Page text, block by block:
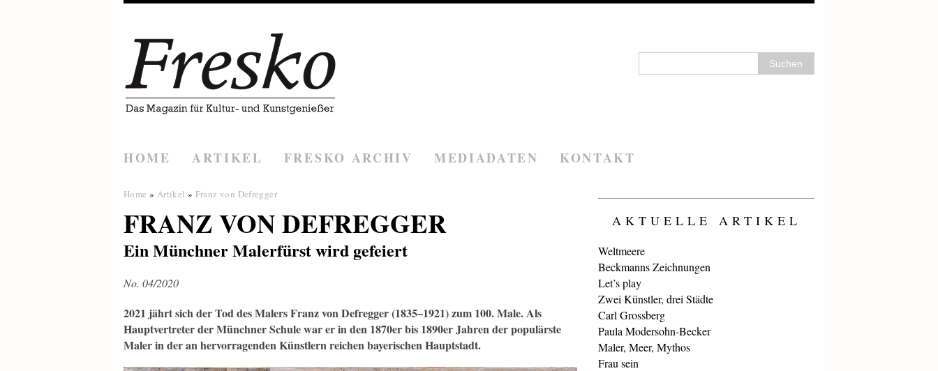
HOME ARTIKEL FRESKO ARCHIV MEDIADATEN KONTAKT
Home » Artikel » Franz von Defregger
FRANZ VON DEFREGGER
Ein Münchner Malerfürst wird gefeiert
No. 04/2020
2021 jährt sich der Tod des Malers Franz von Defregger (1835–1921) zum 100. Male. Als
Hauptvertreter der Münchner Schule war er in den 1870er bis 1890er Jahren der populärste
Maler in der an hervorragenden Künstlern reichen bayerischen Hauptstadt.
AKTUELLE ARTIKEL
Weltmeere
Beckmanns Zeichnungen
Let’s play
Zwei Künstler, drei Städte
Carl Grossberg
Paula Modersohn-Becker
Maler, Meer, Mythos
Frau sein